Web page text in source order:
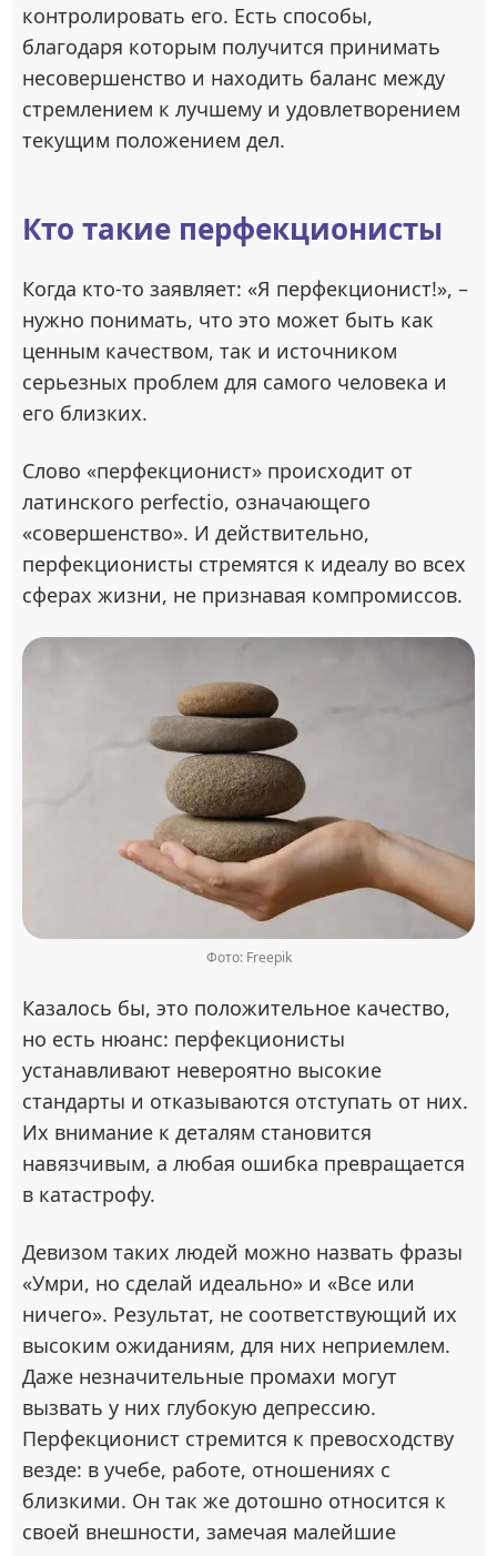
контролировать его. Есть способы,
благодаря которым получится принимать
несовершенство и находить баланс между
стремлением к лучшему и удовлетворением
текущим положением дел.
Кто такие перфекционисты
Когда кто-то заявляет: «Я перфекционист!», –
нужно понимать, что это может быть как
ценным качеством, так и источником
серьезных проблем для самого человека и
его близких.
Слово «перфекционист» происходит от
латинского perfectio, означающего
«совершенство». И действительно,
перфекционисты стремятся к идеалу во всех
сферах жизни, не признавая компромиссов.
Фото: Freepik
Казалось бы, это положительное качество,
но есть нюанс: перфекционисты
устанавливают невероятно высокие
стандарты и отказываются отступать от них.
Их внимание к деталям становится
навязчивым, а любая ошибка превращается
в катастрофу.
Девизом таких людей можно назвать фразы
«Умри, но сделай идеально» и «Все или
ничего». Результат, не соответствующий их
высоким ожиданиям, для них неприемлем.
Даже незначительные промахи могут
вызвать у них глубокую депрессию.
Перфекционист стремится к превосходству
везде: в учебе, работе, отношениях с
близкими. Он так же дотошно относится к
своей внешности, замечая малейшие